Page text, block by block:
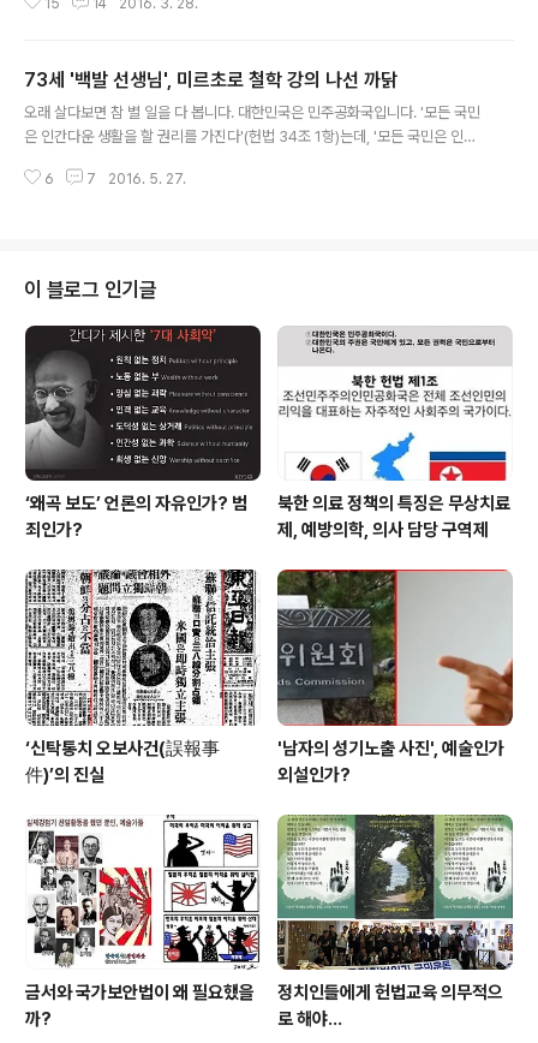
다. 잘생겨서도 아니다. 부잣집에 태어나지도 못하고 특별
의사와 변호사만 사는 세상도 아니다. 청소는 하는 사람도
있어야 하고 농사는 짓는 사람도 있어야 한다. 시장에서 장
사는 하는 사람, 버스나 지하철을 운전하는 사람, 고기를 잡
아 갈 수 있는 것이다. 비록 하는 일이 얼마나 더 중요하고
15 14 2016. 3. 28.
73세 '백발 선생님', 미르초로 철학 강의 나선 까닭
오래 살다보면 참 별 일을 다 봅니다. 대한민국은 민주공화국입니다. '모든 국민
은 인간다운 생활을 할 권리를 가진다'(헌법 34조 1항)는데, '모든 국민은 인간
인이 가지는 불가침의 기본적 인권을 확인하고 이를 보장할 의무를 진다.'(헌법
복지 증진 의무를 천명하고 있습니다. 사회권적 기본권이란 바로 빈곤, 실업, 질
병, 재난, 장애, 노령 등의 이유로 여러 가지 사회·경제적 어려움에 처한..
6 7 2016. 5. 27.
이 블로그 인기글
‘왜곡 보도’ 언론의 자유인가? 범
죄인가?
북한 의료 정책의 특징은 무상치료
제, 예방의학, 의사 담당 구역제
‘신탁통치 오보사건(誤報事
件)’의 진실
'남자의 성기노출 사진', 예술인가
외설인가?
금서와 국가보안법이 왜 필요했을
까?
정치인들에게 헌법교육 의무적으
로 해야…